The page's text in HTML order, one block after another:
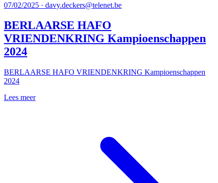
07/02/2025 · davy.deckers@telenet.be
BERLAARSE HAFO
VRIENDENKRING Kampioenschappen
2024
BERLAARSE HAFO VRIENDENKRING Kampioenschappen
2024
Lees meer